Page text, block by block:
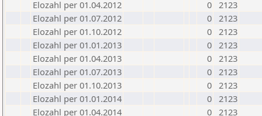
Elozahl per 01.04.2012
0 2123
Elozahl per 01.07.2012
0 2123
Elozahl per 01.10.2012
0 2123
Elozahl per 01.01.2013
0 2123
Elozahl per 01.04.2013
0 2123
Elozahl per 01.07.2013
0 2123
Elozahl per 01.10.2013
0 2123
Elozahl per 01.01.2014
0 2123
Elozahl per 01.04.2014
0 2123